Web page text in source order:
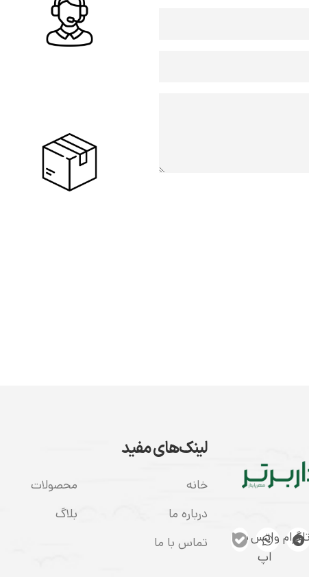
واتس
اپ
بله
لینک‌های مفید
خانه
درباره ما
تماس با ما
محصولات
بلاگ